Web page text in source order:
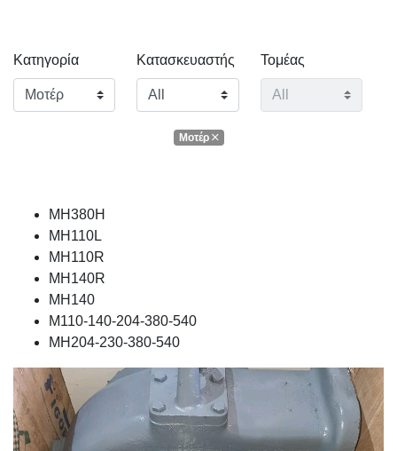
Κατηγορία Κατασκευαστής Τομέας
Μοτέρ
MH380H
MH110L
MH110R
MH140R
MH140
M110-140-204-380-540
MH204-230-380-540